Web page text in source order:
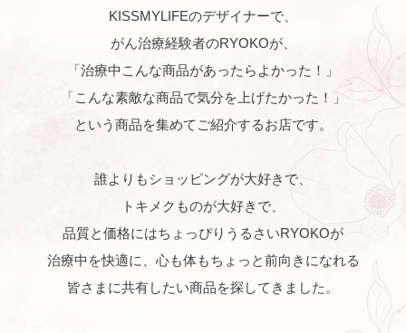
KISSMYLIFEのデザイナーで、
がん治療経験者のRYOKOが、
「治療中こんな商品があったらよかった！」
「こんな素敵な商品で気分を上げたかった！」
という商品を集めてご紹介するお店です。
誰よりもショッピングが大好きで、
トキメクものが大好きで、
品質と価格にはちょっぴりうるさいRYOKOが
治療中を快適に、心も体もちょっと前向きになれる
皆さまに共有したい商品を探してきました。